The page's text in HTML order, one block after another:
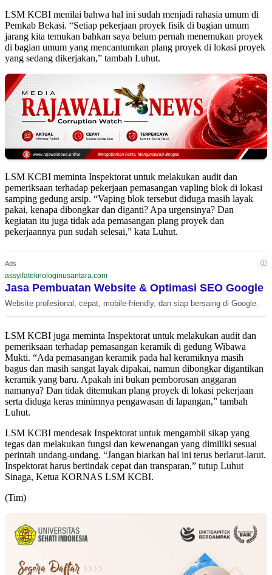
LSM KCBI menilai bahwa hal ini sudah menjadi rahasia umum di
Pemkab Bekasi. “Setiap pekerjaan proyek fisik di bagian umum
jarang kita temukan bahkan saya belum pernah menemukan proyek
di bagian umum yang mencantumkan plang proyek di lokasi proyek
yang sedang dikerjakan,” tambah Luhut.
LSM KCBI meminta Inspektorat untuk melakukan audit dan
pemeriksaan terhadap pekerjaan pemasangan vapling blok di lokasi
samping gedung arsip. “Vaping blok tersebut diduga masih layak
pakai, kenapa dibongkar dan diganti? Apa urgensinya? Dan
kegiatan itu juga tidak ada pemasangan plang proyek dan
pekerjaannya pun sudah selesai,” kata Luhut.
Ads ⓘ
assyifateknologinusantara.com
Jasa Pembuatan Website & Optimasi SEO Google
Website profesional, cepat, mobile-friendly, dan siap bersaing di Google.
LSM KCBI juga meminta Inspektorat untuk melakukan audit dan
pemeriksaan terhadap pemasangan keramik di gedung Wibawa
Mukti. “Ada pemasangan keramik pada hal keramiknya masih
bagus dan masih sangat layak dipakai, namun dibongkar digantikan
keramik yang baru. Apakah ini bukan pemborosan anggaran
namanya? Dan tidak ditemukan plang proyek di lokasi pekerjaan
serta diduga keras minimnya pengawasan di lapangan,” tambah
Luhut.
LSM KCBI mendesak Inspektorat untuk mengambil sikap yang
tegas dan melakukan fungsi dan kewenangan yang dimiliki sesuai
perintah undang-undang. “Jangan biarkan hal ini terus berlarut-larut.
Inspektorat harus bertindak cepat dan transparan,” tutup Luhut
Sinaga, Ketua KORNAS LSM KCBI.
(Tim)